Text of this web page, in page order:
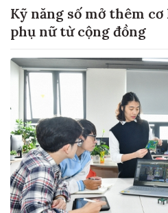
Kỹ năng số mở thêm
phụ nữ từ cộng đồng